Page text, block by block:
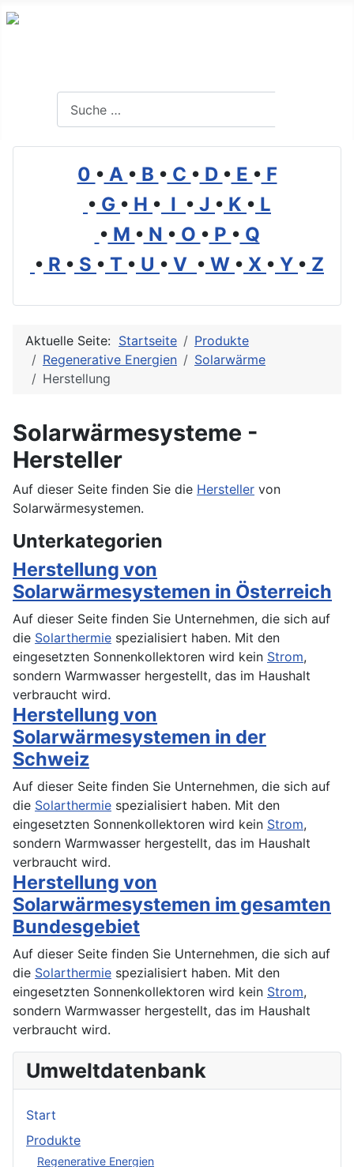
0 • A • B • C • D • E • F
• G • H • I • J • K • L
• M • N • O • P • Q
• R • S • T • U • V • W • X • Y • Z
Aktuelle Seite: Startseite
Produkte
Regenerative Energien
Solarwärme
Herstellung
Solarwärmesysteme -
Hersteller
Auf dieser Seite finden Sie die Hersteller von
Solarwärmesystemen.
Unterkategorien
Herstellung von
Solarwärmesystemen in Österreich
Auf dieser Seite finden Sie Unternehmen, die sich auf
die Solarthermie spezialisiert haben. Mit den
eingesetzten Sonnenkollektoren wird kein Strom,
sondern Warmwasser hergestellt, das im Haushalt
verbraucht wird.
Herstellung von
Solarwärmesystemen in der
Schweiz
Auf dieser Seite finden Sie Unternehmen, die sich auf
die Solarthermie spezialisiert haben. Mit den
eingesetzten Sonnenkollektoren wird kein Strom,
sondern Warmwasser hergestellt, das im Haushalt
verbraucht wird.
Herstellung von
Solarwärmesystemen im gesamten
Bundesgebiet
Auf dieser Seite finden Sie Unternehmen, die sich auf
die Solarthermie spezialisiert haben. Mit den
eingesetzten Sonnenkollektoren wird kein Strom,
sondern Warmwasser hergestellt, das im Haushalt
verbraucht wird.
Umweltdatenbank
Start
Produkte
Regenerative Energien